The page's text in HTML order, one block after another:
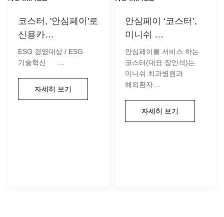
코스터, '안심페이'로
신용카…
ESG 경영대상 / ESG
기술혁신 …
안심페이 ‘코스터’,
미니쉬 …
안심페이를 서비스 하는
코스터(대표 장인석)는
미니쉬 치과병원과
해외환자…